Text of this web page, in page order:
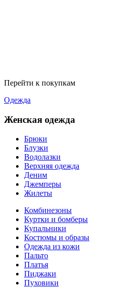
Перейти к покупкам
Одежда
Женская одежда
Брюки
Блузки
Водолазки
Верхняя одежда
Деним
Джемперы
Жилеты
Комбинезоны
Куртки и бомберы
Купальники
Костюмы и образы
Одежда из кожи
Пальто
Платья
Пиджаки
Пуховики